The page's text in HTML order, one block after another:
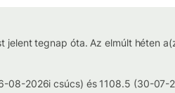
tegnap óta. Az elmúlt héten
08-2026i csúcs) és 1108.5 (30-